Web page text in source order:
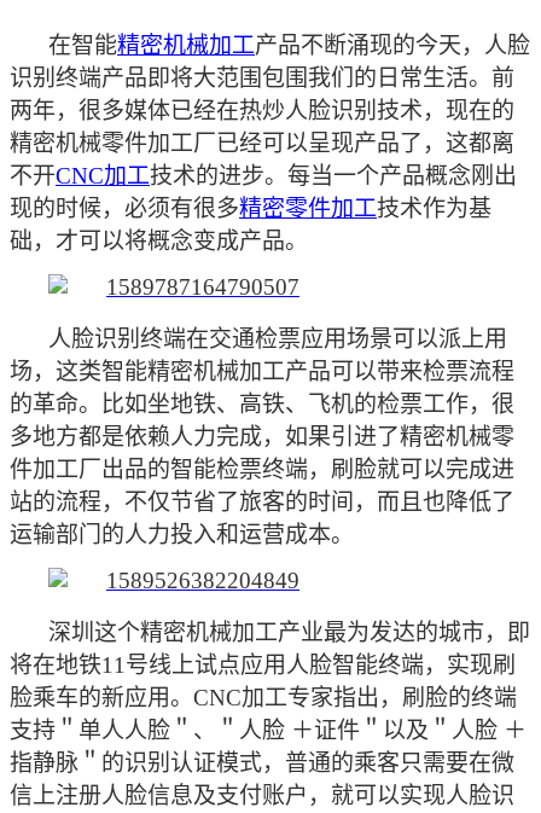
在智能精密机械加工产品不断涌现的今天，人脸
识别终端产品即将大范围包围我们的日常生活。前
两年，很多媒体已经在热炒人脸识别技术，现在的
精密机械零件加工厂已经可以呈现产品了，这都离
不开CNC加工技术的进步。每当一个产品概念刚出
现的时候，必须有很多精密零件加工技术作为基
础，才可以将概念变成产品。
人脸识别终端在交通检票应用场景可以派上用
场，这类智能精密机械加工产品可以带来检票流程
的革命。比如坐地铁、高铁、飞机的检票工作，很
多地方都是依赖人力完成，如果引进了精密机械零
件加工厂出品的智能检票终端，刷脸就可以完成进
站的流程，不仅节省了旅客的时间，而且也降低了
运输部门的人力投入和运营成本。
深圳这个精密机械加工产业最为发达的城市，即
将在地铁11号线上试点应用人脸智能终端，实现刷
脸乘车的新应用。CNC加工专家指出，刷脸的终端
支持＂单人人脸＂、＂人脸 ＋证件＂以及＂人脸 ＋
指静脉＂ 的识别认证模式， 普通的乘客只需要在微
信上注册人脸信息及支付账户， 就可以实现人脸识